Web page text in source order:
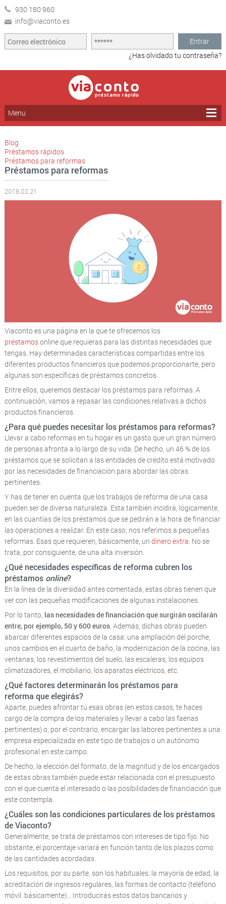
930 180 960
info@viaconto.es
Entrar
¿Has olvidado tu contraseña?
Menu
Blog
Préstamos rápidos
Préstamos para reformas
Préstamos para reformas
2018.02.21
Viaconto es una página en la que te ofrecemos los
préstamosonline que requieras para las distintas necesidades que
tengas. Hay determinadas características compartidas entre los
diferentes productos financieros que podemos proporcionarte, pero
algunas son específicas de préstamos concretos.
Entre ellos, queremos destacar los préstamos para reformas. A
continuación, vamos a repasar las condiciones relativas a dichos
productos financieros.
¿Para qué puedes necesitar los préstamos para reformas?
Llevar a cabo reformas en tu hogar es un gasto que un gran número
de personas afronta a lo largo de su vida. De hecho, un 46 % de los
préstamos que se solicitan a las entidades de crédito está motivado
por las necesidades de financiación para abordar las obras
pertinentes.
Y has de tener en cuenta que los trabajos de reforma de una casa
pueden ser de diversa naturaleza. Esta también incidirá, lógicamente,
en las cuantías de los préstamos que se pedirán a la hora de financiar
las operaciones a realizar. En este caso, nos referimos a pequeñas
reformas. Esas que requieren, básicamente, un dinero extra . No se
trata, por consiguiente, de una alta inversión.
¿Qué necesidades específicas de reforma cubren los
préstamos online?
En la línea de la diversidad antes comentada, estas obras tienen que
ver con las pequeñas modificaciones de algunas instalaciones.
Por lo tanto, las necesidades de financiación que surgirán oscilarán
entre, por ejemplo, 50 y 600 euros. Además, dichas obras pueden
abarcar diferentes espacios de la casa: una ampliación del porche,
unos cambios en el cuarto de baño, la modernización de la cocina, las
ventanas, los revestimientos del suelo, las escaleras, los equipos
climatizadores, el mobiliario, los aparatos eléctricos, etc.
¿Qué factores determinarán los préstamos para
reforma que elegirás?
Aparte, puedes afrontar tú esas obras (en estos casos, te haces
cargo de la compra de los materiales y llevar a cabo las faenas
pertinentes) o, por el contrario, encargar las labores pertinentes a una
empresa especializada en este tipo de trabajos o un autónomo
profesional en este campo.
De hecho, la elección del formato, de la magnitud y de los encargados
de estas obras también puede estar relacionada con el presupuesto
con el que cuenta el interesado o las posibilidades de financiación que
este contempla.
¿Cuáles son las condiciones particulares de los préstamos
de Viaconto?
Generalmente, se trata de préstamos con intereses de tipo fijo. No
obstante, el porcentaje variará en función tanto de los plazos como
de las cantidades acordadas.
Los requisitos, por su parte, son los habituales: la mayoría de edad, la
acreditación de ingresos regulares, las formas de contacto (teléfono
móvil. básicamente)... Introducirás estos datos bancarios y